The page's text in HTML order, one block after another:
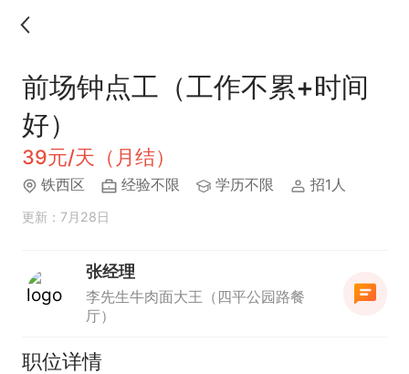
前场钟点工（工作不累+时间
好）
39元/天（月结）
铁西区 经验不限 学历不限 招1人
更新：7月28日
张经理
李先生牛肉面大王（四平公园路餐
厅）
职位详情